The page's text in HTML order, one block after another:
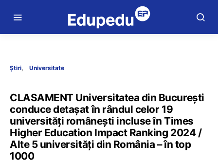
Știri Universitate
CLASAMENT Universitatea din București
conduce detașat în rândul celor 19
universități românești incluse în Times
Higher Education Impact Ranking 2024 /
Alte 5 universități din România – în top
1000